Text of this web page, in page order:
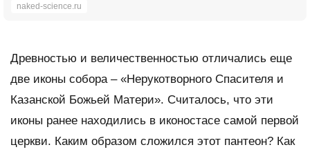
naked-science.ru
Древностью и величественностью отличались еще
две иконы собора – «Нерукотворного Спасителя и
Казанской Божьей Матери». Считалось, что эти
иконы ранее находились в иконостасе самой первой
церкви. Каким образом сложился этот пантеон? Как